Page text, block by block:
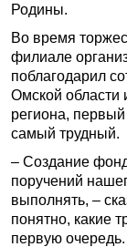
Родины.
Во время
филиале
поблагодарил
Омской области
региона,
самый трудный.
– Создание
поручений
выполнять, –
понятно, какие
первую